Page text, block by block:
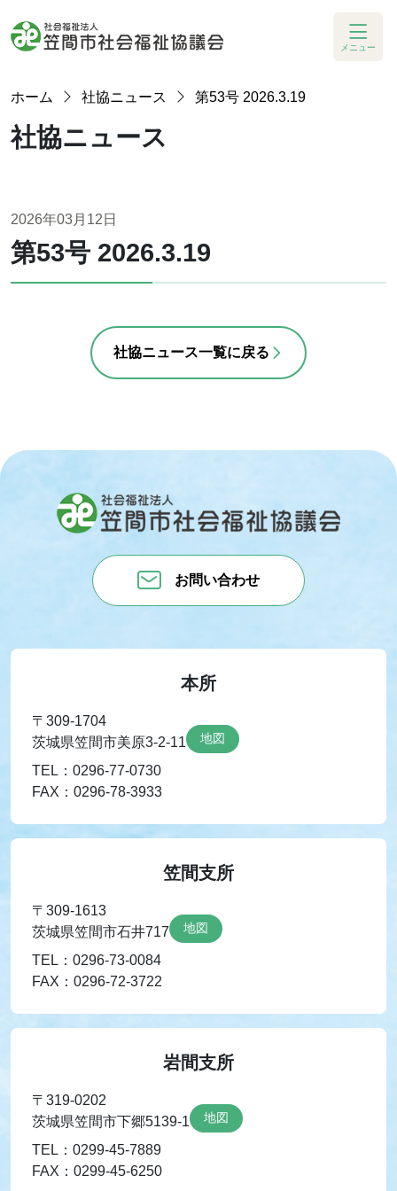
メニュー
ホーム 社協ニュース 第53号 2026.3.19
社協ニュース
2026年03月12日
第53号 2026.3.19
社協ニュース一覧に戻る
お問い合わせ
本所
〒309-1704
茨城県笠間市美原3-2-11
地図
TEL：0296-77-0730
FAX：0296-78-3933
笠間支所
〒309-1613
茨城県笠間市石井717
地図
TEL：0296-73-0084
FAX：0296-72-3722
岩間支所
〒319-0202
茨城県笠間市下郷5139-1
地図
TEL：0299-45-7889
FAX：0299-45-6250